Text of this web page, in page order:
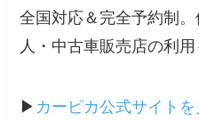
全国対応＆完全予約制
人・中古車販売店の利用
▶︎ カーピカ公式サイトを